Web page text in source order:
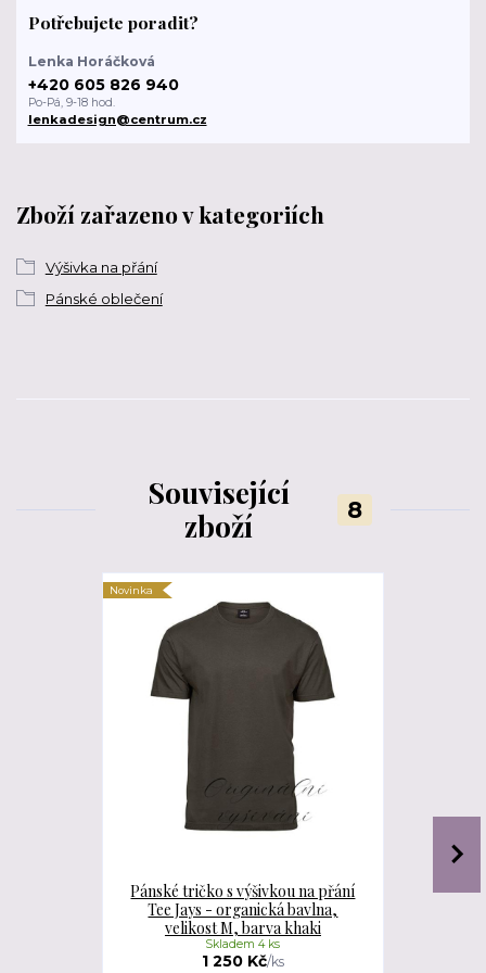
Zboží zařazeno v kategoriích
Výšivka na přání
Pánské oblečení
Potřebujete poradit?
Lenka Horáčková
+420 605 826 940
Po-Pá, 9-18 hod.
lenkadesign@centrum.cz
Související
zboží
8
Novinka
Pánské tričko s výšivkou na přání
Tee Jays - organická bavlna,
velikost M, barva khaki
1 250 Kč/ks
Skladem 4 ks
Pánské